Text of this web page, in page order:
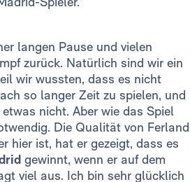
langen Pause und vielen
zurück. Natürlich sind wir ein
wir wussten, dass es nicht
so langer Zeit zu spielen, und
nicht. Aber wie das Spiel
Die Qualität von Ferland
hier ist, hat er gezeigt, dass es
gewinnt, wenn er auf dem
viel aus. Ich bin sehr glücklich